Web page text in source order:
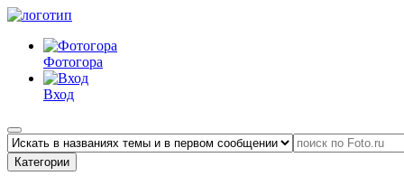
Фотогора
Вход
Категории